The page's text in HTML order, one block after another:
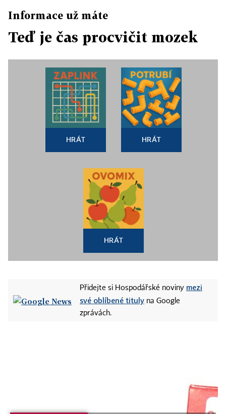
Informace už máte
Teď je čas procvičit mozek
HRÁT HRÁT
HRÁT
Přidejte si Hospodářské noviny mezi
své oblíbené tituly na Google
zprávách.